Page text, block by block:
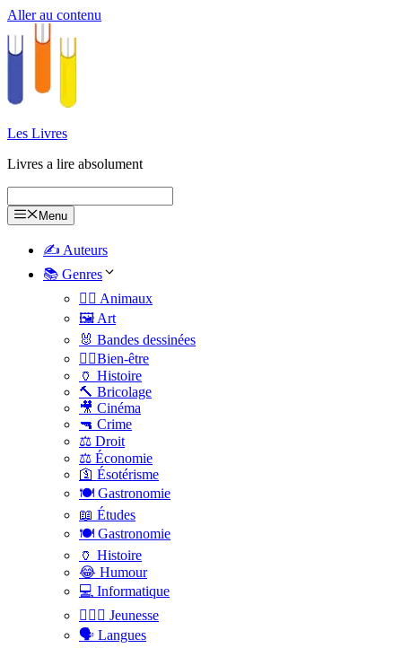
Aller au contenu
Les Livres
Livres a lire absolument
Menu
✍️ Auteurs
📚 Genres
🐕‍🦺 Animaux
🖼️ Art
🐰 Bandes dessinées
🧑‍⚕️Bien-être
🏺 Histoire
🔨 Bricolage
🎥 Cinéma
🔫 Crime
⚖️ Droit
⚖️ Économie
🛐 Ésotérisme
🍽️ Gastronomie
📖 Études
🍽️ Gastronomie
🏺 Histoire
😂 Humour
💻 Informatique
🤸🏽‍♀️ Jeunesse
🗣 Langues